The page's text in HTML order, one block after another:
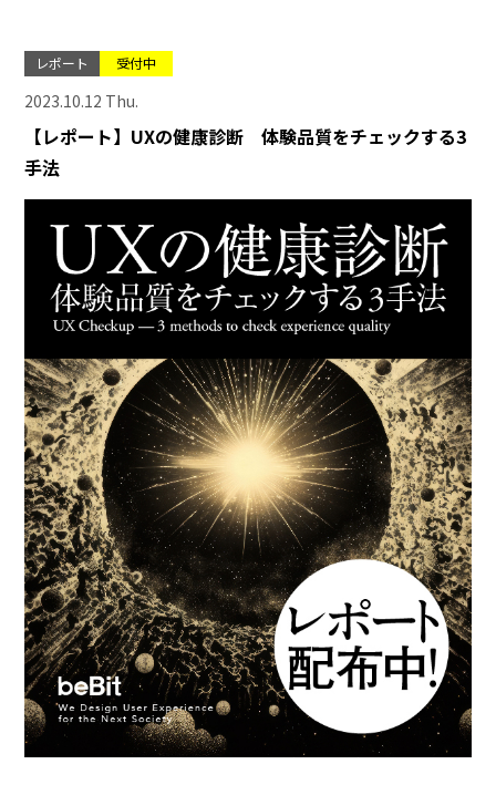
レポート 受付中
2023.10.12 Thu.
【レポート】UXの健康診断 体験品質をチェックする3
手法